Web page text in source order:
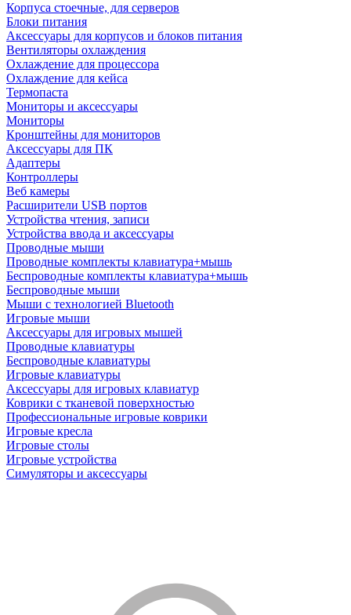
Корпуса стоечные, для серверов
Блоки питания
Аксессуары для корпусов и блоков питания
Вентиляторы охлаждения
Охлаждение для процессора
Охлаждение для кейса
Термопаста
Мониторы и аксессуары
Мониторы
Кронштейны для мониторов
Аксессуары для ПК
Адаптеры
Контроллеры
Веб камеры
Расширители USB портов
Устройства чтения, записи
Устройства ввода и аксессуары
Проводные мыши
Проводные комплекты клавиатура+мышь
Беспроводные комплекты клавиатура+мышь
Беспроводные мыши
Мыши с технологией Bluetooth
Игровые мыши
Аксессуары для игровых мышей
Проводные клавиатуры
Беспроводные клавиатуры
Игровые клавиатуры
Аксессуары для игровых клавиатур
Коврики с тканевой поверхностью
Профессиональные игровые коврики
Игровые кресла
Игровые столы
Игровые устройства
Симуляторы и аксессуары